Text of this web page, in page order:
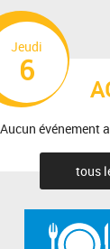
Jeudi
6
Aucun événement
tous